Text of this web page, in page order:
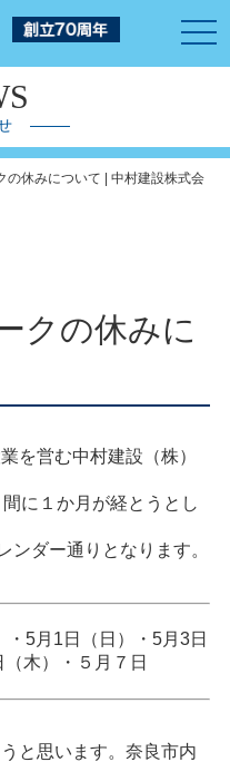
休みについて | 中村建設株式会
クの休みに
を営む中村建設（株）
に１か月が経とうとし
ンダー通りとなります。
5月1日（日）・5月3日
木）・５月７日
と思います。奈良市内